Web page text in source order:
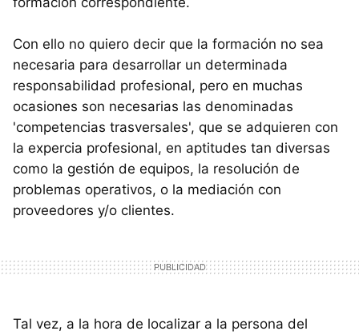
Con ello no quiero decir que la formación no sea
necesaria para desarrollar un determinada
responsabilidad profesional, pero en muchas
ocasiones son necesarias las denominadas
'competencias trasversales', que se adquieren con
la expercia profesional, en aptitudes tan diversas
como la gestión de equipos, la resolución de
problemas operativos, o la mediación con
proveedores y/o clientes.
Tal vez, a la hora de localizar a la persona del